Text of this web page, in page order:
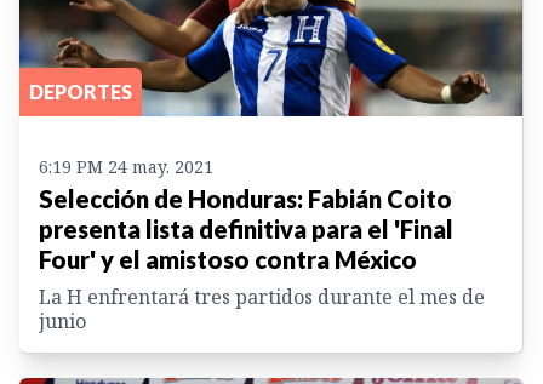
DEPORTES
6:19 PM 24 may. 2021
Selección de Honduras: Fabián Coito
presenta lista definitiva para el 'Final
Four' y el amistoso contra México
La H enfrentará tres partidos durante el mes de
junio